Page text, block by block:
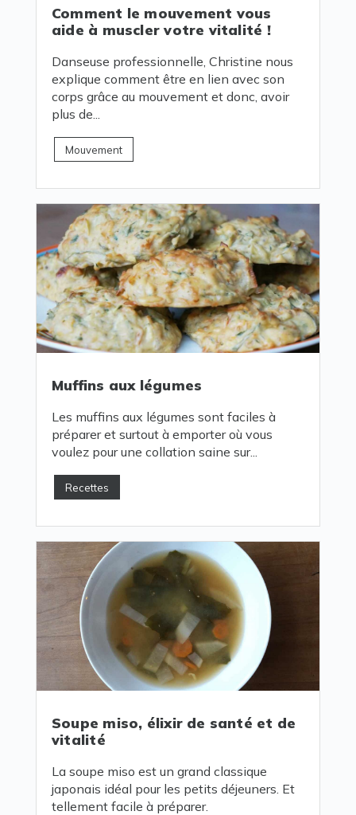
Comment le mouvement vous
aide à muscler votre vitalité !
Danseuse professionnelle, Christine nous
explique comment être en lien avec son
corps grâce au mouvement et donc, avoir
plus de...
Mouvement
Muffins aux légumes
Les muffins aux légumes sont faciles à
préparer et surtout à emporter où vous
voulez pour une collation saine sur...
Recettes
Soupe miso, élixir de santé et de
vitalité
La soupe miso est un grand classique
japonais idéal pour les petits déjeuners. Et
tellement facile à préparer.